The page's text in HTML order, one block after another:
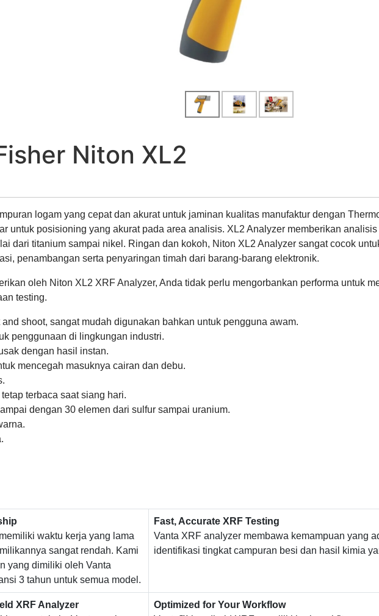
Niton XL2
logam yang cepat dan akurat untuk jaminan kualitas manufaktur dengan
untuk posisioning yang akurat pada area analisis. XL2 Analyzer memberikan
dari titanium sampai nikel. Ringan dan kokoh, Niton XL2 Analyzer sangat cocok
penambangan serta penyaringan timah dari barang-barang elektronik.
oleh Niton XL2 XRF Analyzer, Anda tidak perlu mengorbankan performa untuk
testing.
shoot, sangat mudah digunakan bahkan untuk pengguna awam.
penggunaan di lingkungan industri.
dengan hasil instan.
mencegah masuknya cairan dan debu.
terbaca saat siang hari.
dengan 30 elemen dari sulfur sampai uranium.
waktu kerja yang lama
sangat rendah. Kami
yang dimiliki oleh Vanta
3 tahun untuk semua model.
Fast, Accurate XRF Testing
Vanta XRF analyzer membawa kemampuan yang
identifikasi tingkat campuran besi dan hasil kimia
XRF Analyzer
Optimized for Your Workflow